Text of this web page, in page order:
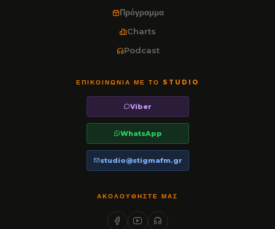
Πρόγραμμα
Charts
Podcast
ΕΠΙΚΟΙΝΩΝΊΑ ΜΕ ΤΟ STUDIO
Viber
WhatsApp
studio@stigmafm.gr
ΑΚΟΛΟΥΘΉΣΤΕ ΜΑΣ